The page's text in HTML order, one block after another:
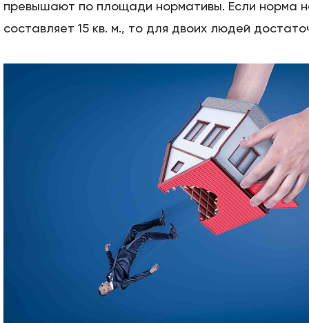
превышают по площади нормативы. Если норма
составляет 15 кв. м., то для двоих людей